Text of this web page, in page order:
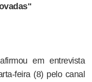
em entrevista
feira (8) pelo canal